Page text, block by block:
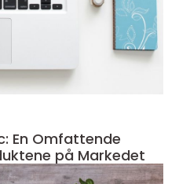
En Omfattende
på Markedet